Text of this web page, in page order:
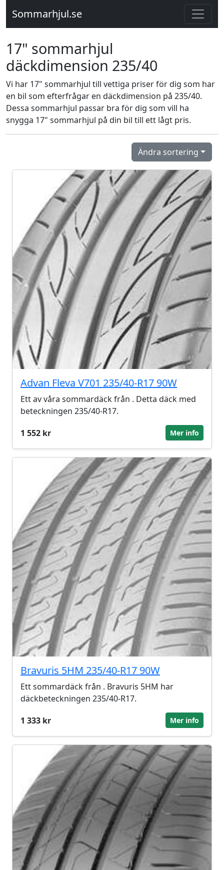
Sommarhjul.se
17" sommarhjul
däckdimension 235/40
Vi har 17" sommarhjul till vettiga priser för dig som har
en bil som efterfrågar en däckdimension på 235/40.
Dessa sommarhjul passar bra för dig som vill ha
snygga 17" sommarhjul på din bil till ett lågt pris.
Ändra sortering
Advan Fleva V701 235/40-R17 90W
Ett av våra sommardäck från . Detta däck med
beteckningen 235/40-R17.
1 552 kr
Mer info
Bravuris 5HM 235/40-R17 90W
Ett sommardäck från . Bravuris 5HM har
däckbeteckningen 235/40-R17.
1 333 kr
Mer info